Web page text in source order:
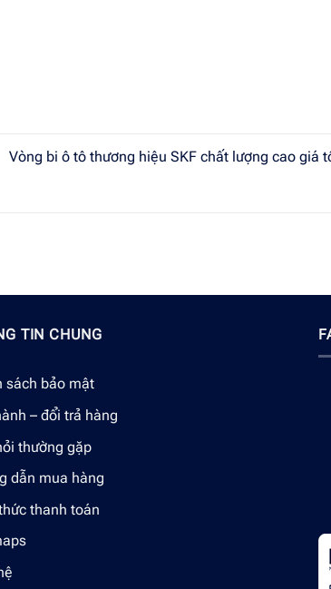
Vòng bi ô tô thương hiệu SKF chất lượng cao giá
TIN CHUNG
sách bảo mật
– đổi trả hàng
thường gặp
dẫn mua hàng
thanh toán